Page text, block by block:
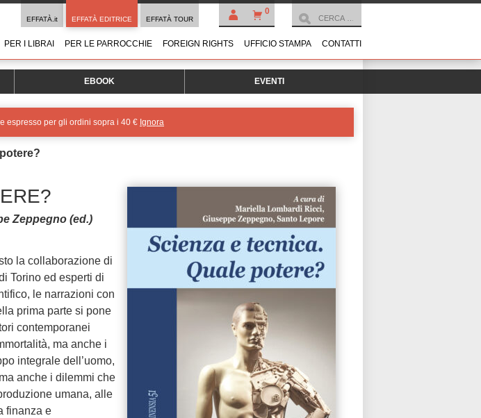
0
EFFATÀ.it EFFATÀ EDITRICE EFFATÀ TOUR
PER I LIBRAI PER LE PARROCCHIE FOREIGN RIGHTS UFFICIO STAMPA CONTATTI
EBOOK EVENTI
espresso per gli ordini sopra i 40 € Ignora
Zeppegno (ed.)
la collaborazione di
Torino ed esperti di
le narrazioni con
prima parte si pone
contemporanei
ma anche i
integrale dell’uomo,
anche i dilemmi che
umana, alle
finanza e